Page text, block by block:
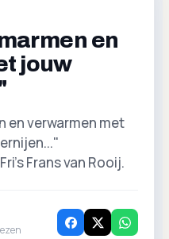
en
jouw
en verwarmen met
Frans van Rooij.